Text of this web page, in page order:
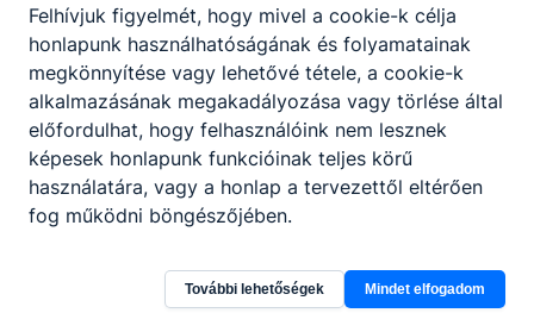
úton." Kedves
Ballagók!
Büszkék
vagyunk rátok!
Ne feledjétek,
hogy az iskola
kapuja mindig
nyitva áll
előttetek, de
Nyíregyházi
SZC
Tiszavasvári
Szakképző
Felhívjuk figyelmét, hogy mivel a cookie-k célja
honlapunk használhatóságának és folyamatainak
megkönnyítése vagy lehetővé tétele, a cookie-k
alkalmazásának megakadályozása vagy törlése által
előfordulhat, hogy felhasználóink nem lesznek
képesek honlapunk funkcióinak teljes körű
használatára, vagy a honlap a tervezettől eltérően
fog működni böngészőjében.
További lehetőségek Mindet elfogadom